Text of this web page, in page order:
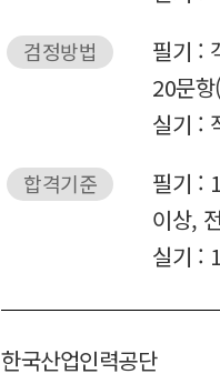
검정방법
필기 :
20문
실기 :
합격기준
필기 :
이상,
실기 :
한국산업인력공단